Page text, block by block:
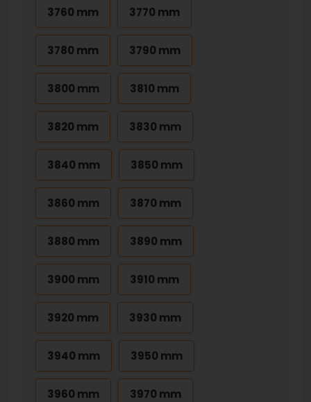
3760 mm 3770 mm
3780 mm 3790 mm
3800 mm 3810 mm
3820 mm 3830 mm
3840 mm 3850 mm
3860 mm 3870 mm
3880 mm 3890 mm
3900 mm 3910 mm
3920 mm 3930 mm
3940 mm 3950 mm
3960 mm 3970 mm